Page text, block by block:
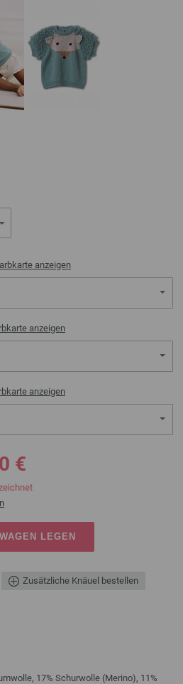
anzeigen
anzeigen
anzeigen
€
LEGEN
Zusätzliche Knäuel bestellen
17% Schurwolle (Merino), 11%